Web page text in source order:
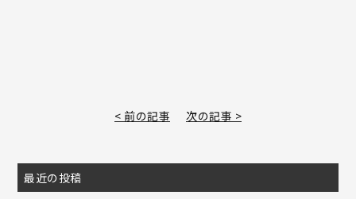
< 前の記事 次の記事 >
最近の投稿